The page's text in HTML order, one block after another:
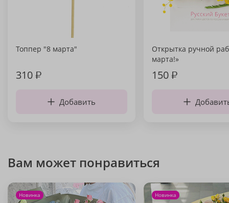
Топпер "8 марта"
310₽
Добавить
Открытка ручной
марта!»
150₽
Вам может понравиться
Новинка Новинка